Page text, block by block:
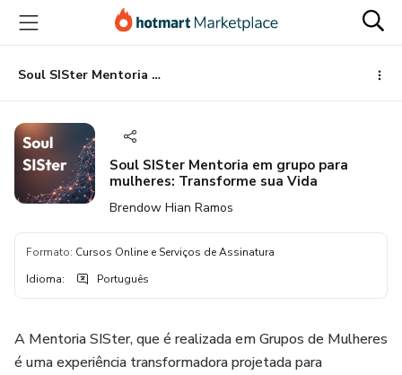
para
conteúdo
principal
para
pagamento
para
rodapé
Soul SISter Mentoria em grupo para mulheres: Transforme sua Vida
Soul SISter Mentoria em grupo para
mulheres: Transforme sua Vida
Brendow Hian Ramos
Formato: Cursos Online e Serviços de Assinatura
Idioma: Português
A Mentoria SISter, que é realizada em Grupos de Mulheres
é uma experiência transformadora projetada para